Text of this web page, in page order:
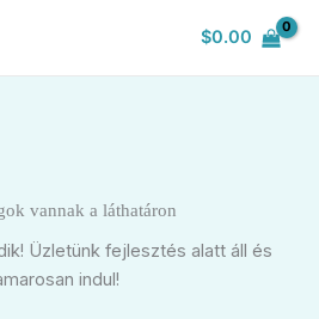
$0.00
vannak a láthatáron
Üzletünk fejlesztés alatt áll és
indul!